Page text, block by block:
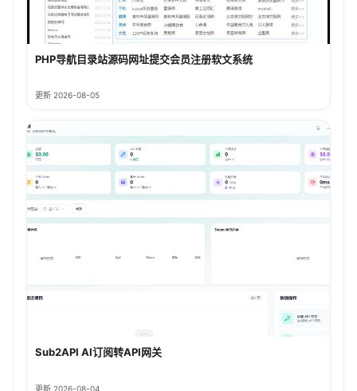
PHP导航目录站源码网址提交会员注册软文系统
更新 2026-08-05
Sub2API AI订阅转API网关
更新 2026-08-04